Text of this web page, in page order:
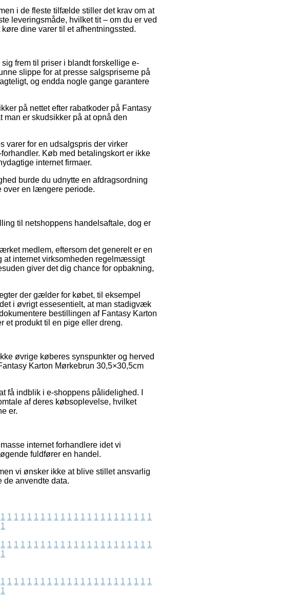
i de fleste tilfælde stiller det krav om at
leveringsmåde, hvilket tit – om du er ved
dine varer til et afhentningssted.
frem til priser i blandt forskellige e-
slippe for at presse salgspriserne på
og endda nogle gange garantere
på nettet efter rabatkoder på Fantasy
man er skudsikker på at opnå den
varer for en udsalgspris der virker
Køb med betalingskort er ikke
internet firmaer.
burde du udnytte en afdragsordning
over en længere periode.
til netshoppens handelsaftale, dog er
medlem, eftersom det generelt er en
at internet virksomheden regelmæssigt
giver det dig chance for opbakning,
der gælder for købet, til eksempel
i øvrigt essesentielt, at man stadigvæk
bestillingen af Fantasy Karton
et produkt til en pige eller dreng.
øvrige køberes synspunkter og herved
Karton Mørkebrun 30,5×30,5cm
få indblik i e-shoppens pålidelighed. I
af deres købsoplevelse, hvilket
er.
internet forhandlere idet vi
fuldfører en handel.
vi ønsker ikke at blive stillet ansvarlig
de anvendte data.
1 1 1 1 1 1 1 1 1 1 1 1 1 1 1 1 1 1 1 1 1 1 1
1
1 1 1 1 1 1 1 1 1 1 1 1 1 1 1 1 1 1 1 1 1 1 1
1
1 1 1 1 1 1 1 1 1 1 1 1 1 1 1 1 1 1 1 1 1 1 1
1